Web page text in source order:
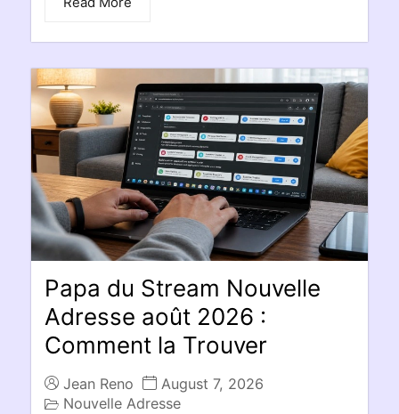
Papa du Stream Nouvelle
Adresse août 2026 :
Comment la Trouver
Jean Reno
August 7, 2026
Nouvelle Adresse